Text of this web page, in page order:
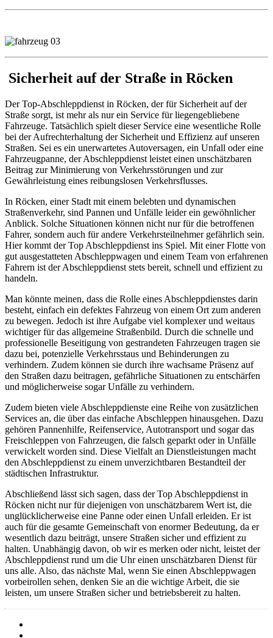
Sicherheit auf der Straße in Röcken
Der Top-Abschleppdienst in Röcken, der für Sicherheit auf der
Straße sorgt, ist mehr als nur ein Service für liegengebliebene
Fahrzeuge. Tatsächlich spielt dieser Service eine wesentliche Rolle
bei der Aufrechterhaltung der Sicherheit und Effizienz auf unseren
Straßen. Sei es ein unerwartetes Autoversagen, ein Unfall oder eine
Fahrzeugpanne, der Abschleppdienst leistet einen unschätzbaren
Beitrag zur Minimierung von Verkehrsstörungen und zur
Gewährleistung eines reibungslosen Verkehrsflusses.
In Röcken, einer Stadt mit einem belebten und dynamischen
Straßenverkehr, sind Pannen und Unfälle leider ein gewöhnlicher
Anblick. Solche Situationen können nicht nur für die betroffenen
Fahrer, sondern auch für andere Verkehrsteilnehmer gefährlich sein.
Hier kommt der Top Abschleppdienst ins Spiel. Mit einer Flotte von
gut ausgestatteten Abschleppwagen und einem Team von erfahrenen
Fahrern ist der Abschleppdienst stets bereit, schnell und effizient zu
handeln.
Man könnte meinen, dass die Rolle eines Abschleppdienstes darin
besteht, einfach ein defektes Fahrzeug von einem Ort zum anderen
zu bewegen. Jedoch ist ihre Aufgabe viel komplexer und weitaus
wichtiger für das allgemeine Straßenbild. Durch die schnelle und
professionelle Beseitigung von gestrandeten Fahrzeugen tragen sie
dazu bei, potenzielle Verkehrsstaus und Behinderungen zu
verhindern. Zudem können sie durch ihre wachsame Präsenz auf
den Straßen dazu beitragen, gefährliche Situationen zu entschärfen
und möglicherweise sogar Unfälle zu verhindern.
Zudem bieten viele Abschleppdienste eine Reihe von zusätzlichen
Services an, die über das einfache Abschleppen hinausgehen. Dazu
gehören Pannenhilfe, Reifenservice, Autotransport und sogar das
Freischleppen von Fahrzeugen, die falsch geparkt oder in Unfälle
verwickelt worden sind. Diese Vielfalt an Dienstleistungen macht
den Abschleppdienst zu einem unverzichtbaren Bestandteil der
städtischen Infrastruktur.
Abschließend lässt sich sagen, dass der Top Abschleppdienst in
Röcken nicht nur für diejenigen von unschätzbarem Wert ist, die
unglücklicherweise eine Panne oder einen Unfall erleiden. Er ist
auch für die gesamte Gemeinschaft von enormer Bedeutung, da er
wesentlich dazu beiträgt, unsere Straßen sicher und effizient zu
halten. Unabhängig davon, ob wir es merken oder nicht, leistet der
Abschleppdienst rund um die Uhr einen unschätzbaren Dienst für
uns alle. Also, das nächste Mal, wenn Sie einen Abschleppwagen
vorbeirollen sehen, denken Sie an die wichtige Arbeit, die sie
leisten, um unsere Straßen sicher und betriebsbereit zu halten.